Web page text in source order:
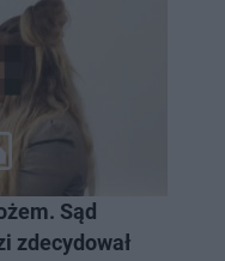
Sąd
zdecydował